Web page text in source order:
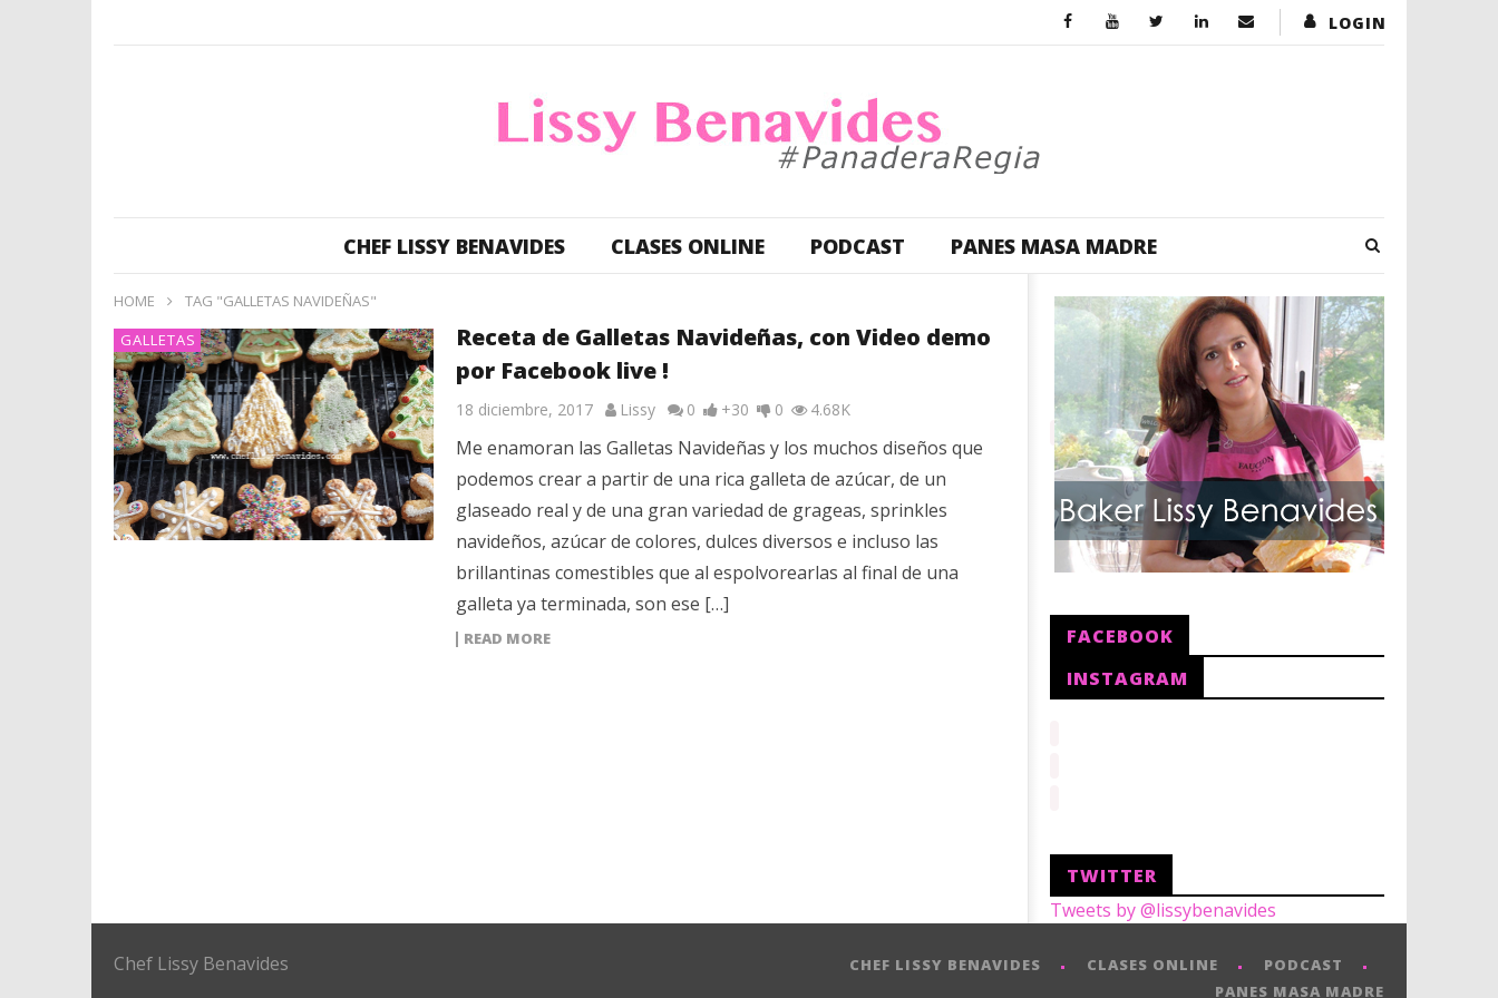
LOGIN
CHEF LISSY BENAVIDES CLASES ONLINE PODCAST PANES MASA MADRE
HOME
TAG "GALLETAS NAVIDEÑAS"
GALLETAS
Receta de Galletas Navideñas, con Video demo
por Facebook live !
18 diciembre, 2017 Lissy 0 +30 0 4.68K
Me enamoran las Galletas Navideñas y los muchos diseños que
podemos crear a partir de una rica galleta de azúcar, de un
glaseado real y de una gran variedad de grageas, sprinkles
navideños, azúcar de colores, dulces diversos e incluso las
brillantinas comestibles que al espolvorearlas al final de una
galleta ya terminada, son ese […]
READ MORE
FACEBOOK
INSTAGRAM
TWITTER
Tweets by @lissybenavides
Chef Lissy Benavides CHEF LISSY BENAVIDES CLASES ONLINE
PODCAST
PANES MASA MADRE